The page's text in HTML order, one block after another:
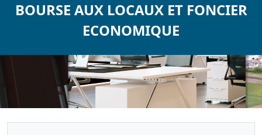
BOURSE AUX LOCAUX ET FONCIER
ECONOMIQUE